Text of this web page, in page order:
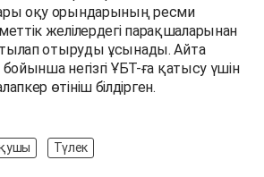
оқу орындарының ресми
желілердегі парақшаларынан
отыруды ұсынады. Айта
бойынша негізгі ҰБТ-ға қатысу үшін
өтініш білдірген.
Түлек